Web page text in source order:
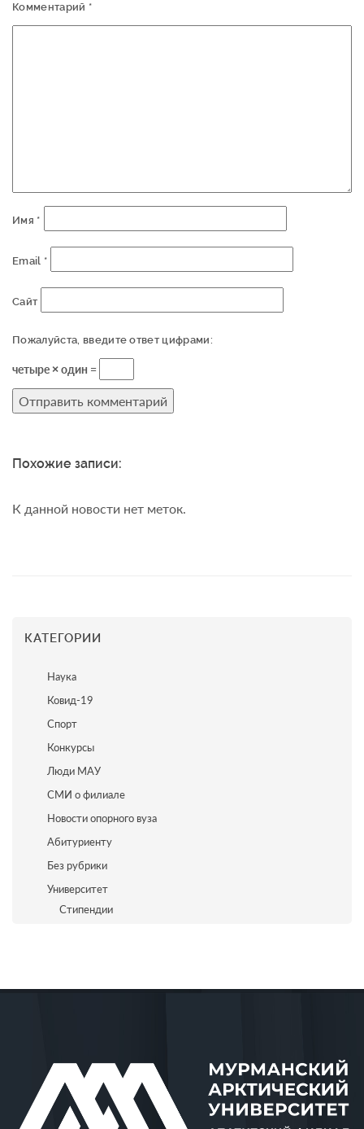
Комментарий *
Имя *
Email *
Сайт
Пожалуйста, введите ответ цифрами:
четыре × один =
Похожие записи:
К данной новости нет меток.
КАТЕГОРИИ
Наука
Ковид-19
Спорт
Конкурсы
Люди МАУ
СМИ о филиале
Новости опорного вуза
Абитуриенту
Без рубрики
Университет
Стипендии